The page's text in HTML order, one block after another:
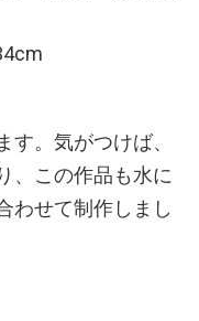
す。気がつけば、
、この作品も水に
わせて制作しまし